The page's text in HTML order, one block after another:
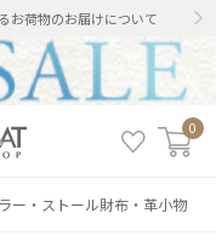
お荷物のお届けについて
0
ー・ストール財布・革小物